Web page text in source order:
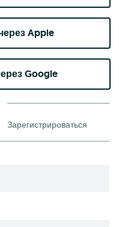
Apple
Google
Зарегистрироваться